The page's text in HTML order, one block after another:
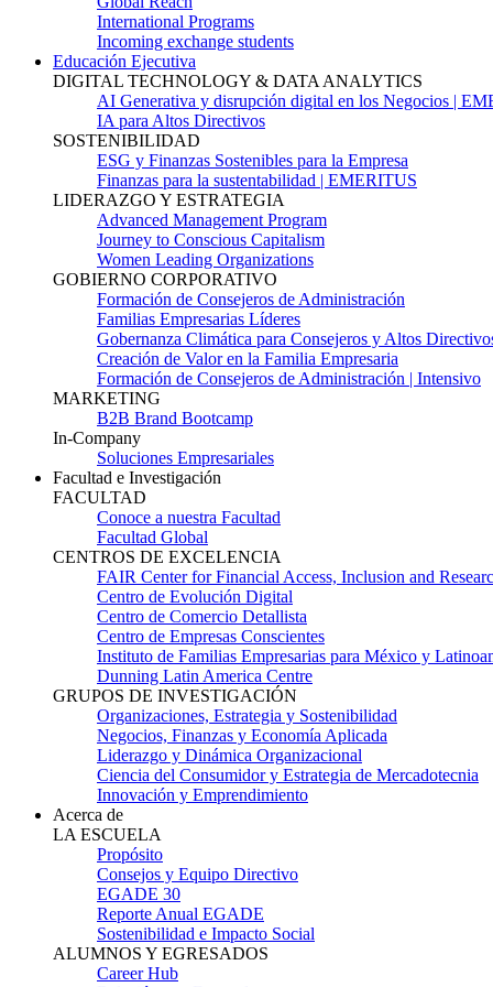
International Programs
Incoming exchange students
Educación Ejecutiva
DIGITAL TECHNOLOGY & DATA ANALYTICS
AI Generativa y disrupción digital en los Negocios |
IA para Altos Directivos
SOSTENIBILIDAD
ESG y Finanzas Sostenibles para la Empresa
Finanzas para la sustentabilidad | EMERITUS
LIDERAZGO Y ESTRATEGIA
Advanced Management Program
Journey to Conscious Capitalism
Women Leading Organizations
GOBIERNO CORPORATIVO
Formación de Consejeros de Administración
Familias Empresarias Líderes
Gobernanza Climática para Consejeros y Altos
Creación de Valor en la Familia Empresaria
Formación de Consejeros de Administración | Intensivo
MARKETING
B2B Brand Bootcamp
In-Company
Soluciones Empresariales
Facultad e Investigación
FACULTAD
Conoce a nuestra Facultad
Facultad Global
CENTROS DE EXCELENCIA
FAIR Center for Financial Access, Inclusion and
Centro de Evolución Digital
Centro de Comercio Detallista
Centro de Empresas Conscientes
Instituto de Familias Empresarias para México y
Dunning Latin America Centre
GRUPOS DE INVESTIGACIÓN
Organizaciones, Estrategia y Sostenibilidad
Negocios, Finanzas y Economía Aplicada
Liderazgo y Dinámica Organizacional
Ciencia del Consumidor y Estrategia de Mercadotecnia
Innovación y Emprendimiento
Acerca de
LA ESCUELA
Propósito
Consejos y Equipo Directivo
EGADE 30
Reporte Anual EGADE
Sostenibilidad e Impacto Social
ALUMNOS Y EGRESADOS
Career Hub